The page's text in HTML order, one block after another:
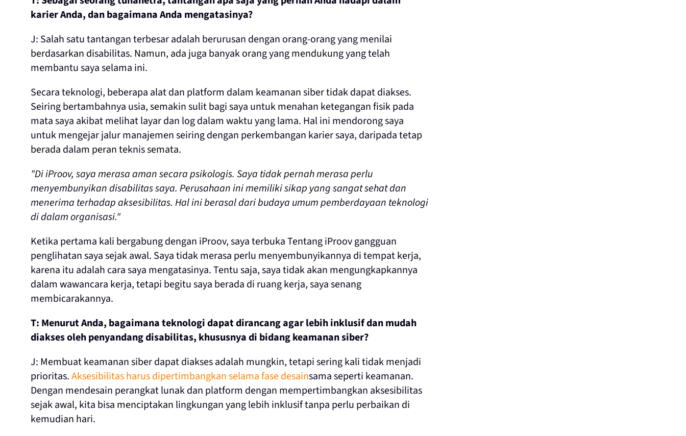
karier Anda, dan bagaimana Anda mengatasinya?
J: Salah satu tantangan terbesar adalah berurusan dengan orang-orang yang menilai
berdasarkan disabilitas. Namun, ada juga banyak orang yang mendukung yang telah
membantu saya selama ini.
Secara teknologi, beberapa alat dan platform dalam keamanan siber tidak dapat diakses.
Seiring bertambahnya usia, semakin sulit bagi saya untuk menahan ketegangan fisik pada
mata saya akibat melihat layar dan log dalam waktu yang lama. Hal ini mendorong saya
untuk mengejar jalur manajemen seiring dengan perkembangan karier saya, daripada tetap
berada dalam peran teknis semata.
"Di iProov, saya merasa aman secara psikologis. Saya tidak pernah merasa perlu
menyembunyikan disabilitas saya. Perusahaan ini memiliki sikap yang sangat sehat dan
menerima terhadap aksesibilitas. Hal ini berasal dari budaya umum pemberdayaan teknologi
di dalam organisasi."
Ketika pertama kali bergabung dengan iProov, saya terbuka Tentang iProov gangguan
penglihatan saya sejak awal. Saya tidak merasa perlu menyembunyikannya di tempat kerja,
karena itu adalah cara saya mengatasinya.Tentu saja, saya tidak akan mengungkapkannya
dalam wawancara kerja, tetapi begitu saya berada di ruang kerja, saya senang
membicarakannya.
T: Menurut Anda, bagaimana teknologi dapat dirancang agar lebih inklusif dan mudah
diakses oleh penyandang disabilitas, khususnya di bidang keamanan siber?
J: Membuat keamanan siber dapat diakses adalah mungkin, tetapi sering kali tidak menjadi
prioritas.Aksesibilitas harus dipertimbangkan selama fase desainsama seperti keamanan.
Dengan mendesain perangkat lunak dan platform dengan mempertimbangkan aksesibilitas
sejak awal, kita bisa menciptakan lingkungan yang lebih inklusif tanpa perlu perbaikan di
kemudian hari.